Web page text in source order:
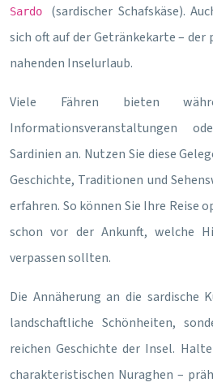
Sardo (sardischer Schafskäse).
sich oft auf der Getränkekarte –
nahenden Inselurlaub.
Viele Fähren bieten
Informationsveranstaltungen
Sardinien an. Nutzen Sie diese
Geschichte, Traditionen und
erfahren. So können Sie Ihre Reise
schon vor der Ankunft, welche
verpassen sollten.
Die Annäherung an die sardische
landschaftliche Schönheiten,
reichen Geschichte der Insel.
charakteristischen Nuraghen –